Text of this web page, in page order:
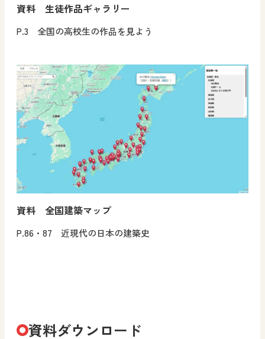
資料 生徒作品ギャラリー
P.3 全国の高校生の作品を見よう
資料 全国建築マップ
P.86・87 近現代の日本の建築史
資料ダウンロード